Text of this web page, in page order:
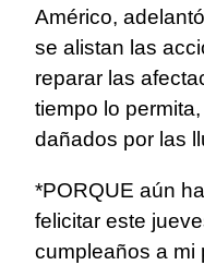
Américo,
se alistan las
reparar las
tiempo lo
dañados por las
*PORQUE aún
felicitar este
cumpleaños a mi